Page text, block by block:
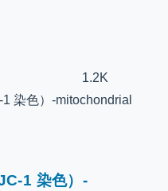
1.2K
1 染色）-